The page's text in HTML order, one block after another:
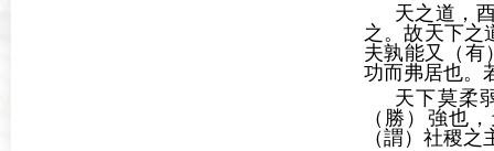
天之道，
之。故天下之
夫孰能又（有
功而弗居也。
天下莫柔
（勝）強也
（謂）社稷